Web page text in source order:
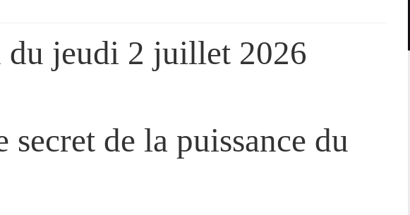
jeudi 2 juillet 2026
secret de la puissance du